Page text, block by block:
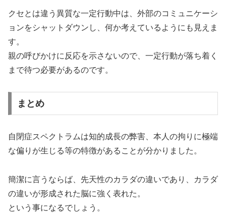
クセとは違う異質な一定行動中は、外部のコミュニケーシ
ョンをシャットダウンし、何か考えているようにも見えま
す。
親の呼びかけに反応を示さないので、一定行動が落ち着く
まで待つ必要があるのです。
まとめ
自閉症スペクトラムは知的成長の弊害、本人の拘りに極端
な偏りが生じる等の特徴があることが分かりました。
簡潔に言うならば、先天性のカラダの違いであり、カラダ
の違いが形成された脳に強く表れた。
という事になるでしょう。